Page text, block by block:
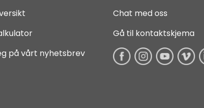
på vårt nyhetsbrev
Chat med oss
Gå til kontaktskjema